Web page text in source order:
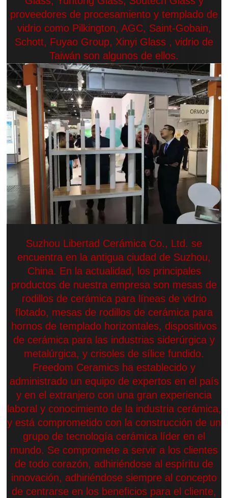
proveedores de procesamiento y templado de
vidrio como Pilkington, AGC, Saint-Gobain,
Schott, Fuyao Group, Xinyi Glass , vidrio de
Taiwán son algunos de ellos.
Suzhou Libertad Cerámica Co., Ltd. se
encuentra en la antigua ciudad de Suzhou,
China. En la actualidad, los principales
productos de nuestra empresa son mesas de
rodillos de cerámica para líneas de vidrio
flotado, mesas de rodillos de cerámica para
hornos de templado horizontales, dispositivos
de cerámica para las industrias siderúrgica y
metalúrgica, y crisoles de sílice fundido.
Freedom Ceramics ha establecido y
administrado un equipo de expertos en el país
y en el extranjero con una gran experiencia
laboral y conocimiento de la industria cerámica,
y está comprometido con la construcción de un
grupo de tecnología cerámica líder en el
mundo. Se compromete a servir a los clientes
de todo corazón, adhiriéndose al espíritu de
innovación, adhiriéndose siempre al concepto
de centrarse en los beneficios para el cliente,